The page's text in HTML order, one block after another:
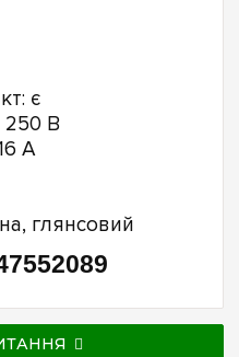
є
250 В
А
глянсовий